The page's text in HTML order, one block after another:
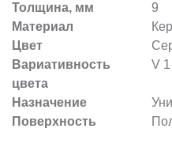
Толщина, мм
9
Материал
Цвет
Вариативность
цвета
V 1
Назначение
Поверхность